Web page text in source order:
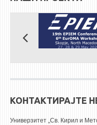
СТИПЕНДИИ/ПРАКСИ
СТИПЕНДИИ
КОНТАКТИРАЈТЕ
Универзитет „Св. Кирил и